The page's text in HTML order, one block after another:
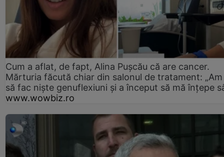
Cum a aflat, de fapt, Alina Pușcău că are cancer.
Mărturia făcută chiar din salonul de tratament:
să fac niște genuflexiuni și a început să mă înțepe
www.wowbiz.ro